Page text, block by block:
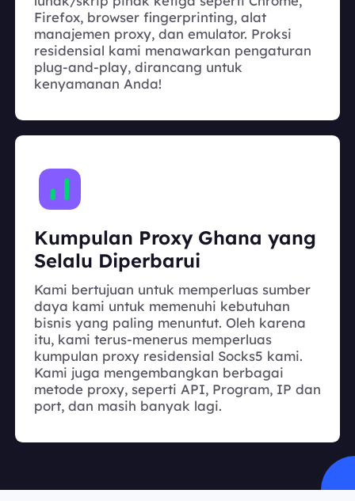
Firefox, browser fingerprinting, alat
manajemen proxy, dan emulator. Proksi
residensial kami menawarkan pengaturan
plug-and-play, dirancang untuk
kenyamanan Anda!
Kumpulan Proxy Ghana yang
Selalu Diperbarui
Kami bertujuan untuk memperluas sumber
daya kami untuk memenuhi kebutuhan
bisnis yang paling menuntut. Oleh karena
itu, kami terus-menerus memperluas
kumpulan proxy residensial Socks5 kami.
Kami juga mengembangkan berbagai
metode proxy, seperti API, Program, IP dan
port, dan masih banyak lagi.